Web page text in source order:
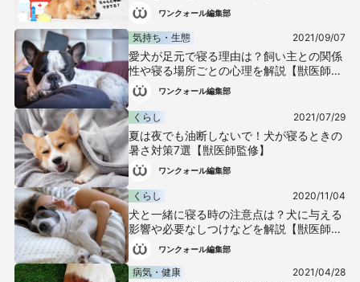
ワンクォール編集部
気持ち・生態 2021/09/07
愛犬が足元で寝る理由は？飼い主との関係
性や寝る場所ごとの心理を解説【獣医師監
修】
ワンクォール編集部
くらし 2021/07/29
夏は夜でも油断しないで！犬が寝るときの
暑さ対策7選【獣医師監修】
ワンクォール編集部
くらし 2020/11/04
犬と一緒に寝る時の注意点は？犬に与える
影響や必要なしつけなどを解説【獣医師監
修】
ワンクォール編集部
病気・健康 2021/04/28